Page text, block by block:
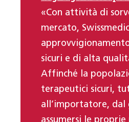
«Con attività di
mercato,
sicuri e di alta
Affinché la
terapeutici sicuri,
all’importatore, dal
assumersi le